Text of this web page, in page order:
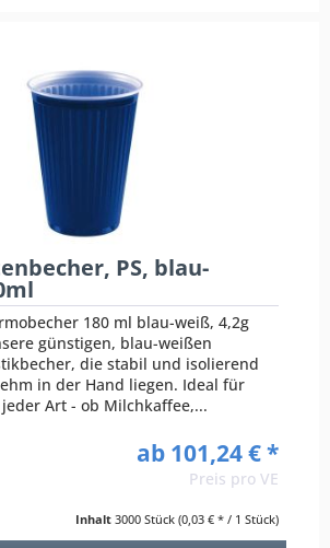
PS, blau-
180 ml blau-weiß, 4,2g
günstigen, blau-weißen
die stabil und isolierend
in der Hand liegen. Ideal für
Art - ob Milchkaffee,...
ab 101,24 € *
Preis pro VE
Inhalt 3000 Stück (0,03 € * / 1 Stück)